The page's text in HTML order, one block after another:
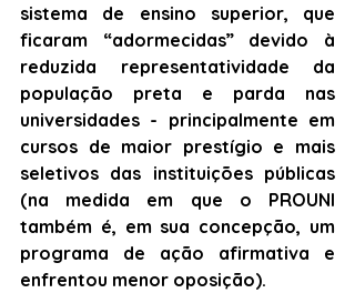
sistema de ensino superior, que
ficaram “adormecidas” devido à
reduzida representatividade da
população preta e parda nas
universidades - principalmente em
cursos de maior prestígio e mais
seletivos das instituições públicas
(na medida em que o PROUNI
também é, em sua concepção, um
programa de ação afirmativa e
enfrentou menor oposição).